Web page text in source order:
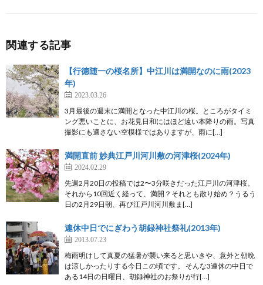
関連する記事
【行徳随一の桜名所】中江川は満開なのに雨(2023
年)
2023.03.26
3月最後の週末に満開となった中江川の桜。ところがタイミ
ング悪いことに、お花見日和にはほど遠い本降りの雨。写真
撮影にも適さない空模様ではありますが、雨に[…]
満開直前 妙典江戸川河川敷の河津桜(2024年)
2024.02.29
先週2月20日の投稿では2〜3分咲きだった江戸川の河津桜。
それから10回近く経って、満開？それとも散り始め？うるう
日の2月29日朝、再び江戸川河川敷ま[…]
連休中日でにぎわう胡録神社祭礼(2013年)
2013.07.23
梅雨明けして真夏の猛暑が襲い来ると思いきや、意外と朝晩
は涼しかったりする今日この頃です。 そんな3連休の中日で
ある14日の日曜日、胡録神社のお祭りが行[…]